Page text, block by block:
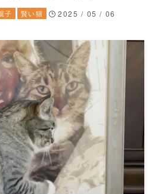
子 賢い猫 2025 / 05 / 06